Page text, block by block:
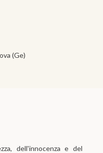
(Ge)
dell'innocenza e del